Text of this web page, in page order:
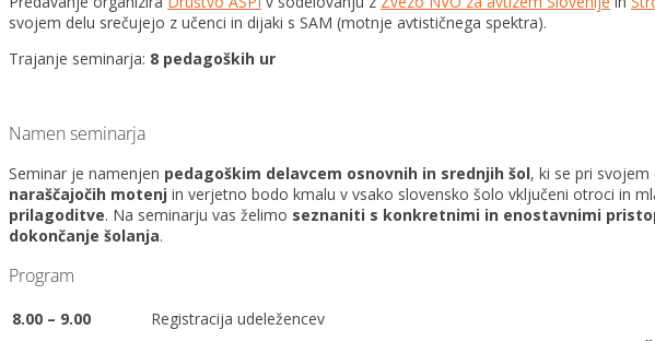
svojem delu srečujejo z učenci in dijaki s SAM (motnje avtističnega spektra).
Trajanje seminarja: 8 pedagoških ur
Namen seminarja
Seminar je namenjen pedagoškim delavcem osnovnih in srednjih šol, ki se pri
naraščajočih motenj in verjetno bodo kmalu v vsako slovensko šolo vključeni otroci in
prilagoditve. Na seminarju vas želimo seznaniti s konkretnimi in enostavnimi
dokončanje šolanja.
Program
8.00 – 9.00
Registracija udeležencev